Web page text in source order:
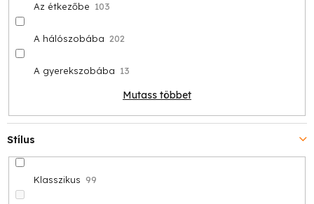
Az étkezőbe 103
A hálószobába 202
A gyerekszobába 13
Mutass többet
Stílus
Klasszikus 99